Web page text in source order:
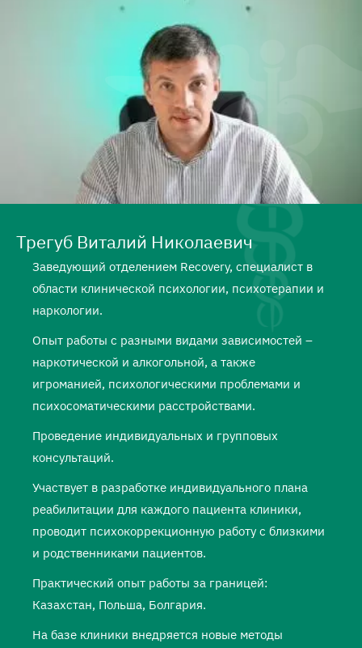
Трегуб Виталий Николаевич
Заведующий отделением Recovery, специалист в
области клинической психологии, психотерапии и
наркологии.
Опыт работы с разными видами зависимостей –
наркотической и алкогольной, а также
игроманией, психологическими проблемами и
психосоматическими расстройствами.
Проведение индивидуальных и групповых
консультаций.
Участвует в разработке индивидуального плана
реабилитации для каждого пациента клиники,
проводит психокоррекционную работу с близкими
и родственниками пациентов.
Практический опыт работы за границей:
Казахстан, Польша, Болгария.
На базе клиники внедряется новые методы